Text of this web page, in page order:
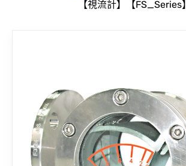
聯絡我們
【視流計】【FS_Series】